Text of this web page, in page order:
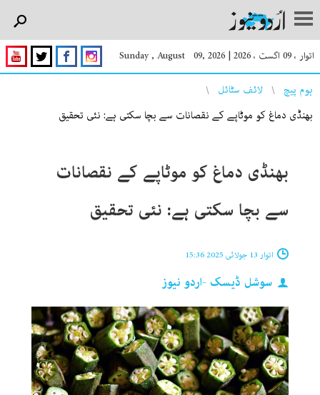
اتوار ، 09 اگست ، 2026 |
Sunday , August 09, 2026
You are here
ہوم پیچ
لائف سٹائل
بھنڈی دماغ کو موٹاپے کے نقصانات سے بچا سکتی ہے: نئی تحقیق
بھنڈی دماغ کو موٹاپے کے نقصانات
سے بچا سکتی ہے: نئی تحقیق
اتوار 13 جولائی 2025 15:36
سوشل ڈیسک -اردو نیوز